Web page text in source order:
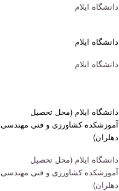
دانشگاه ایلام
دانشگاه ایلام
دانشگاه ایلام
دانشگاه ایلام (محل تحصیل
آموزشکده کشاورزی و فنی مهندسی
دهلران)
دانشگاه ایلام (محل تحصیل
آموزشکده کشاورزی و فنی مهندسی
دهلران)